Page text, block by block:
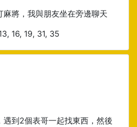
麻將，我與朋友坐在旁邊聊天
16, 19, 31, 35
遇到2個表哥一起找東西，然後